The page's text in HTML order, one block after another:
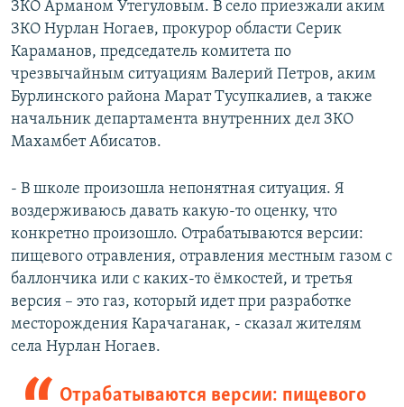
ЗКО Арманом Утегуловым. В село приезжали аким
ЗКО Нурлан Ногаев, прокурор области Серик
Караманов, председатель комитета по
чрезвычайным ситуациям Валерий Петров, аким
Бурлинского района Марат Тусупкалиев, а также
начальник департамента внутренних дел ЗКО
Махамбет Абисатов.
- В школе произошла непонятная ситуация. Я
воздерживаюсь давать какую-то оценку, что
конкретно произошло. Отрабатываются версии:
пищевого отравления, отравления местным газом с
баллончика или с каких-то ёмкостей, и третья
версия – это газ, который идет при разработке
месторождения Карачаганак, - сказал жителям
села Нурлан Ногаев.
Отрабатываются версии: пищевого